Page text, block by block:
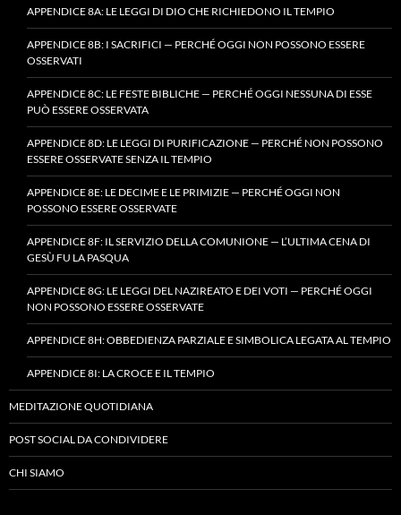
APPENDICE 8A: LE LEGGI DI DIO CHE RICHIEDONO IL TEMPIO
APPENDICE 8B: I SACRIFICI — PERCHÉ OGGI NON POSSONO ESSERE
OSSERVATI
APPENDICE 8C: LE FESTE BIBLICHE — PERCHÉ OGGI NESSUNA DI ESSE
PUÒ ESSERE OSSERVATA
APPENDICE 8D: LE LEGGI DI PURIFICAZIONE — PERCHÉ NON POSSONO
ESSERE OSSERVATE SENZA IL TEMPIO
APPENDICE 8E: LE DECIME E LE PRIMIZIE — PERCHÉ OGGI NON
POSSONO ESSERE OSSERVATE
APPENDICE 8F: IL SERVIZIO DELLA COMUNIONE — L’ULTIMA CENA DI
GESÙ FU LA PASQUA
APPENDICE 8G: LE LEGGI DEL NAZIREATO E DEI VOTI — PERCHÉ OGGI
NON POSSONO ESSERE OSSERVATE
APPENDICE 8H: OBBEDIENZA PARZIALE E SIMBOLICA LEGATA AL TEMPIO
APPENDICE 8I: LA CROCE E IL TEMPIO
MEDITAZIONE QUOTIDIANA
POST SOCIAL DA CONDIVIDERE
CHI SIAMO